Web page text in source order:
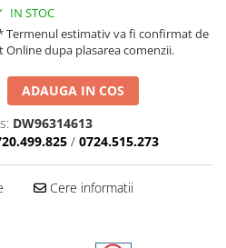
IN STOC
Termenul estimativ va fi confirmat de
Online dupa plasarea comenzii.
ADAUGA IN COS
DW96314613
/ 0724.515.273
Cere informatii